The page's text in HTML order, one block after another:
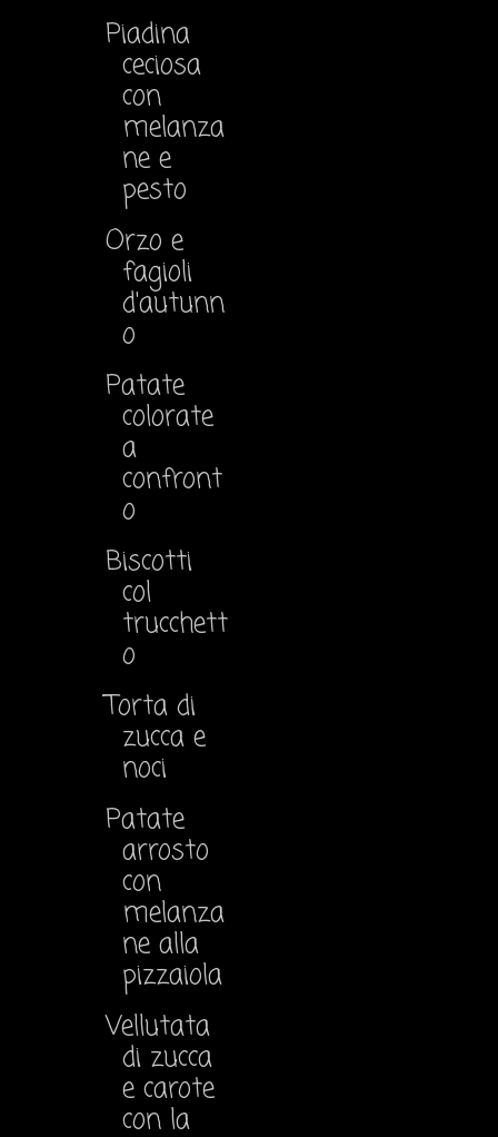
Piadina
ceciosa
con
melanza
ne e
pesto
Orzo e
fagioli
d'autunn
o
Patate
colorate
a
confront
o
Biscotti
col
trucchett
o
Torta di
zucca e
noci
Patate
arrosto
con
melanza
ne alla
pizzaiola
Vellutata
di zucca
e carote
con la